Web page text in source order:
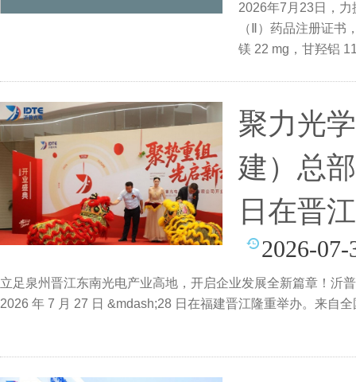
2026年7月23日，
（Ⅱ）药品注册证
镁 22 mg，甘羟铝
聚力光
建）总
日在晋
2026-07-
立足泉州晋江东南光电产业高地，开启企业发展全新篇章！沂
2026 年 7 月 27 日 &mdash;28 日在福建晋江隆重举办。来自